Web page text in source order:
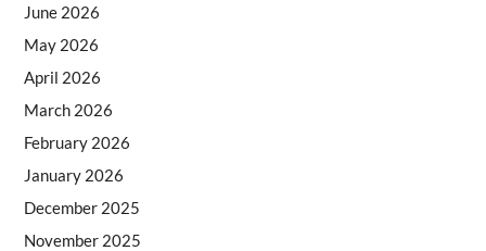
June 2026
May 2026
April 2026
March 2026
February 2026
January 2026
December 2025
November 2025